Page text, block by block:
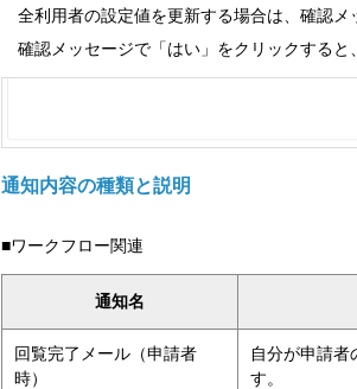
全利用者の設定値を更新する場合は、確認メ
確認メッセージで「はい」をクリックすると
通知内容の種類と説明
■ワークフロー関連
通知名
回覧完了メール（申請者
時）
自分が申請者
す。